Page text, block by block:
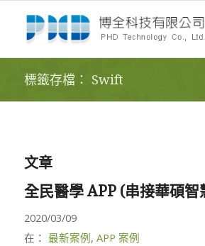
標籤存檔： Swift
文章
全民醫學 APP (串接華碩智
2020/03/09
在： 最新案例, APP 案例